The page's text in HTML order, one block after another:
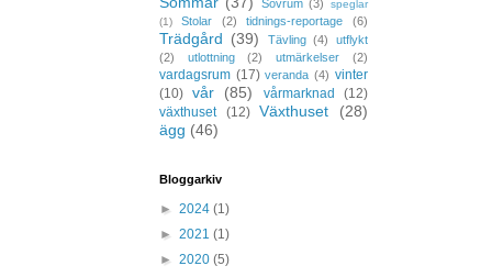
Sovrum (3)
speglar
(1)
Stolar (2) tidnings-reportage (6)
Trädgård (39) Tävling (4)
utflykt
(2)
utlottning (2) utmärkelser (2)
vardagsrum (17) veranda (4) vinter
(10) vår (85) vårmarknad
(12)
växthuset
(12) Växthuset
(28)
ägg (46)
Bloggarkiv
► 2024 (1)
► 2021 (1)
► 2020 (5)